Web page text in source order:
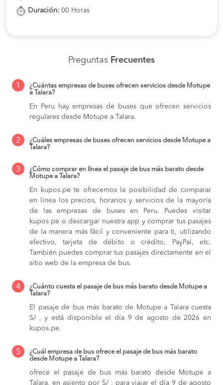
Duración: 00 Horas
Preguntas Frecuentes
1
¿Cuántas empresas de buses ofrecen servicios desde Motupe
a Talara?
En Peru hay empresas de buses que ofrecen servicios
regulares desde Motupe a Talara.
2
¿Cuáles empresas de buses ofrecen servicios desde Motupe a
Talara?
3
¿Cómo comprar en línea el pasaje de bus más barato desde
Motupe a Talara?
En kupos.pe te ofrecemos la posibilidad de comparar
en línea los precios, horarios y servicios de la mayoría
de las empresas de buses en Peru. Puedes visitar
kupos.pe o descargar nuestra app y comprar tus pasajes
de la manera más fácil y conveniente para ti, utilizando
efectivo, tarjeta de débito o crédito, PayPal, etc.
También puedes comprar tus pasajes directamente en el
sitio web de la empresa de bus.
4
¿Cuánto cuesta el pasaje de bus más barato desde Motupe a
Talara?
El pasaje de bus más barato de Motupe a Talara cuesta
S/ , y está disponible el día 9 de agosto de 2026 en
kupos.pe.
5
¿Cuál empresa de bus ofrece el pasaje de bus más barato
desde Motupe a Talara?
ofrece el pasaje de bus más barato desde Motupe a
Talara, en asiento por S/ , para viajar el día 9 de agosto